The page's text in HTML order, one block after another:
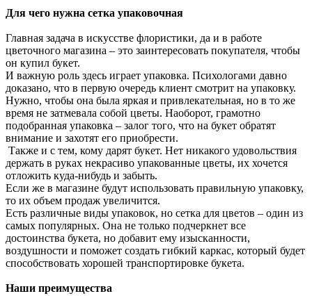
Для чего нужна сетка упаковочная
Главная задача в искусстве флористики, да и в работе
цветочного магазина – это заинтересовать покупателя, чтобы
он купил букет.
И важную роль здесь играет упаковка. Психологами давно
доказано, что в первую очередь клиент смотрит на упаковку.
Нужно, чтобы она была яркая и привлекательная, но в то же
время не затмевала собой цветы. Наоборот, грамотно
подобранная упаковка – залог того, что на букет обратят
внимание и захотят его приобрести.
Также и с тем, кому дарят букет. Нет никакого удовольствия
держать в руках некрасиво упакованные цветы, их хочется
отложить куда-нибудь и забыть.
Если же в магазине будут использовать правильную упаковку,
то их объем продаж увеличится.
Есть различные виды упаковок, но сетка для цветов – один из
самых популярных. Она не только подчеркнет все
достоинства букета, но добавит ему изысканности,
воздушности и поможет создать гибкий каркас, который будет
способствовать хорошей транспортировке букета.
Наши преимущества